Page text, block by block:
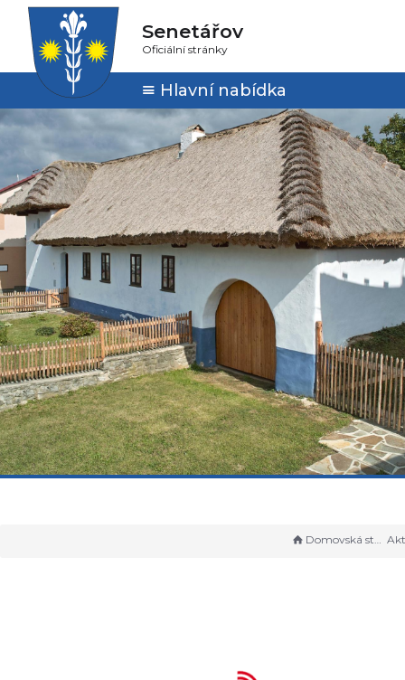
Senetářov
Oficiální stránky
Hlavní nabídka
Domovská stránka